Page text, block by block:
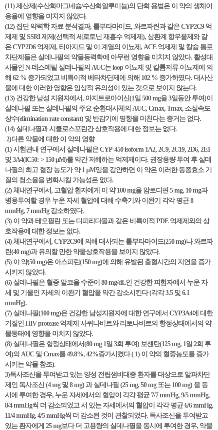
(11) 제산제(수산화마그네슘/수산화알루미늄)의 단회 용법은 이 약의 생체이
용율에 영향을 미치지 않았다.
(12) 집단 약력학 자료 분석결과, 톨부타마이드, 와르파린과 같은 CYP2C9 억
제제 및 SSRI 제제(선택적 세로토닌 재흡수 억제제), 삼환계 항우울제와 같
은 CYP2D6 억제제, 티아지드 및 이 계열의 이뇨제, ACE 억제제 및 칼슘 통로
차단제들은 실데나필의 약물동력학에 아무런 영향을 미치지 않았다. 활성대
사물인 N-데스메틸 실데나필의 AUC는 loop 이뇨제 및 칼륨저류 이뇨제에 의
해 62 % 증가되었고 비특이적 베타차단제에 의해 102 % 증가하였다. 대사산
물에 대한 이러한 영향은 임상적 유의성이 있는 것으로 보이지 않는다.
(13) 건강한 남성 지원자에서, 아지트로마이신(1일 500 mg을 3일동안 투여)이
실데나필 또는 실데나필의 주요 순환대사체의 AUC, Cmax, Tmax, 소실속도
상수(elimination rate constant) 및 반감기에 영향을 미친다는 증거는 없다.
(14) 실데나필과 시클로스포린간 상호작용에 대한 정보는 없다.
2)다른 약물에 대한 이 약의 영향
(1) 시험관내 연구에서 실데나필은 CYP-450 isoform 1A2, 2C9, 2C19, 2D6, 2E1
및 3A4(IC50: > 150 μM)를 약간 저해하는 억제제이다. 권장용량 투여 후 실데
나필의 최고 혈장 농도가 약 1 μM임을 감안하면 이 약은 이러한 동종효소 기
질의 청소율을 변화시킬 가능성은 없다.
(2) 체내연구에서, 고혈압 환자에게 이 약 100 mg을 암로디핀 5 mg, 10 mg과
병용투여할 경우 누운 자세 혈압에 대해 수축기와 이완기 각각 평균 8
mmHg, 7 mmHg 감소하였다.
(3) 이 약과 테오필린 또는 디피리다몰과 같은 비특이적 PDE 억제제와의 상
호작용에 대한 정보는 없다.
(4) 체내연구에서, CYP2C9에 의해 대사되는 톨부타마이드(250 mg)나 와르파
린(40 mg)과 유의할 만한 약물상호작용을 보이지 않았다.
(5) 이 약(50 mg)은 아스피린(150 mg)에 의해 유발된 출혈시간의 지연을 증가
시키지 않았다.
(6) 실데나필은 혈중 알코올 수준이 80 mg/dL인 건강한 피험자에서 누운 자
세 및 기울인 자세의 이완기 혈압을 약간 감소시킨다 (각각 3.5 및 6.1
mmHg).
(7) 실데나필(100 mg)은 건강한 남성지원자에 대한 연구에서 CYP3A4에 대한
기질인 HIV protease 억제제 사퀴나비르와 리토나비르의 항정상태에서의 약
물동태에 영향을 미치지 않았다.
(8) 실데나필은 항정상태에서(80 mg 1일 3회 투여) 보센탄(125 mg, 1일 2회 투
여)의 AUC 및 Cmax를 49.8%, 42%증가시켰다 ( 1) 이 약의 혈중농도를 증가
시키는 약물 참조).
3)독사조신을 투여받고 있는 양성 전립샘비대증 환자를 대상으로 알파차단
제인 독사조신 (4 mg 및 8 mg) 과 실데나필 (25 mg, 50 mg 또는 100 mg) 을 동
시에 투여한 경우, 누운 자세에서의 혈압이 각각 평균 7/7 mmHg, 9/5 mmHg,
8/4 mmHg씩 더 감소되었고 서 있는 자세에서의 혈압이 각각 평균 6/6 mmHg,
11/4 mmHg, 4/5 mmHg씩 더 감소된 것이 관찰되었다. 독사조신을 투여받고
있는 환자에게 25 mg보다 더 고용량의 실데나필을 동시에 투여한 경우, 약물